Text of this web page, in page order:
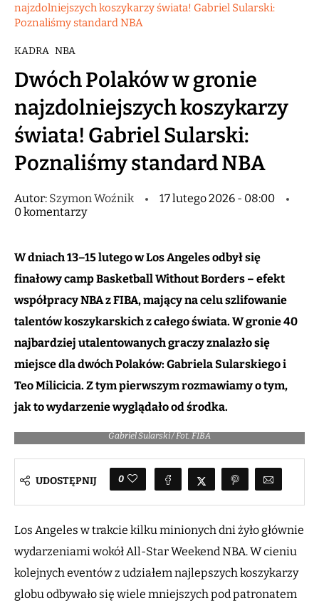
najzdolniejszych koszykarzy świata! Gabriel Sularski:
Poznaliśmy standard NBA
KADRA NBA
Dwóch Polaków w gronie
najzdolniejszych koszykarzy
świata! Gabriel Sularski:
Poznaliśmy standard NBA
Autor: Szymon Woźnik
17 lutego 2026 - 08:00
0 komentarzy
W dniach 13–15 lutego w Los Angeles odbył się
finałowy camp Basketball Without Borders – efekt
współpracy NBA z FIBA, mający na celu szlifowanie
talentów koszykarskich z całego świata. W gronie 40
najbardziej utalentowanych graczy znalazło się
miejsce dla dwóch Polaków: Gabriela Sularskiego i
Teo Milicicia. Z tym pierwszym rozmawiamy o tym,
jak to wydarzenie wyglądało od środka.
Gabriel Sularski / Fot. FIBA
UDOSTĘPNIJ 0
Los Angeles w trakcie kilku minionych dni żyło głównie
wydarzeniami wokół All-Star Weekend NBA. W cieniu
kolejnych eventów z udziałem najlepszych koszykarzy
globu odbywało się wiele mniejszych pod patronatem